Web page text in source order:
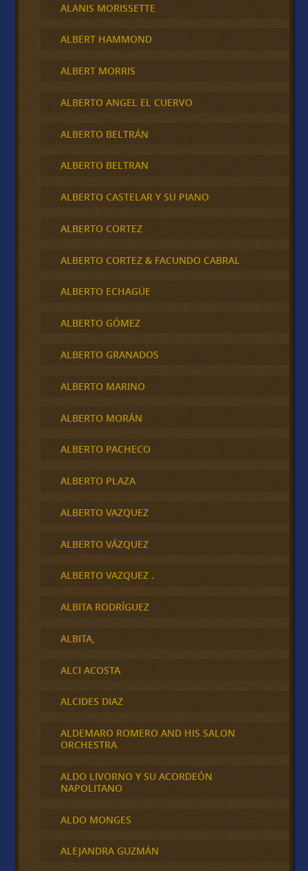
ALANIS MORISSETTE
ALBERT HAMMOND
ALBERT MORRIS
ALBERTO ANGEL EL CUERVO
ALBERTO BELTRÁN
ALBERTO BELTRAN
ALBERTO CASTELAR Y SU PIANO
ALBERTO CORTEZ
ALBERTO CORTEZ & FACUNDO CABRAL
ALBERTO ECHAGÜE
ALBERTO GÓMEZ
ALBERTO GRANADOS
ALBERTO MARINO
ALBERTO MORÁN
ALBERTO PACHECO
ALBERTO PLAZA
ALBERTO VAZQUEZ
ALBERTO VÁZQUEZ
ALBERTO VAZQUEZ .
ALBITA RODRÍGUEZ
ALBITA,
ALCI ACOSTA
ALCIDES DIAZ
ALDEMARO ROMERO AND HIS SALON
ORCHESTRA
ALDO LIVORNO Y SU ACORDEÓN
NAPOLITANO
ALDO MONGES
ALEJANDRA GUZMÁN